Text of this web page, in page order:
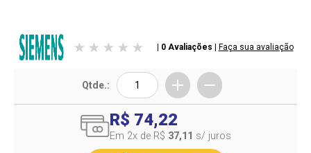
| 0 Avaliações Faça sua avaliação
Qtde.:
R$ 74,22
Em 2x de R$ 37,11 s/ juros